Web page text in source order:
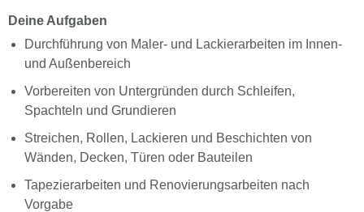
Deine Aufgaben
Durchführung von Maler- und Lackierarbeiten im Innen-
und Außenbereich
Vorbereiten von Untergründen durch Schleifen,
Spachteln und Grundieren
Streichen, Rollen, Lackieren und Beschichten von
Wänden, Decken, Türen oder Bauteilen
Tapezierarbeiten und Renovierungsarbeiten nach
Vorgabe